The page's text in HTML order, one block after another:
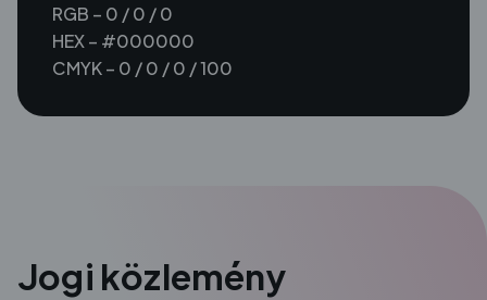
RGB – 0 / 0 / 0
HEX – #000000
CMYK – 0 / 0 / 0 / 100
Jogi közlemény